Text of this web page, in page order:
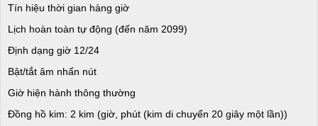
Tín hiệu thời gian hàng giờ
Lịch hoàn toàn tự động (đến năm 2099)
Định dạng giờ 12/24
Bật/tắt âm nhấn nút
Giờ hiện hành thông thường
Đồng hồ kim: 2 kim (giờ, phút (kim di chuyển 20 giây một lần))